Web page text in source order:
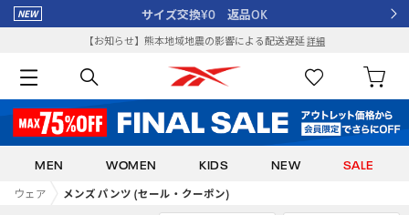
サイズ交換¥0 返品OK
【お知らせ】熊本地域地震の影響による配送遅延詳細
MEN WOMEN KIDS NEW SALE
ウェア メンズ パンツ (セール・クーポン)